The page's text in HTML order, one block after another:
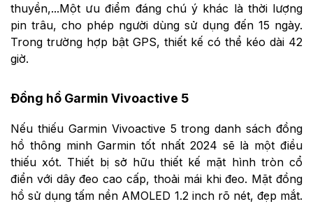
thuyền,...Một ưu điểm đáng chú ý khác là thời lượng
pin trâu, cho phép người dùng sử dụng đến 15 ngày.
Trong trường hợp bật GPS, thiết kế có thể kéo dài 42
giờ.
Đồng hồ Garmin Vivoactive 5
Nếu thiếu Garmin Vivoactive 5 trong danh sách đồng
hồ thông minh Garmin tốt nhất 2024 sẽ là một điều
thiếu xót. Thiết bị sở hữu thiết kế mặt hình tròn cổ
điển với dây đeo cao cấp, thoải mái khi đeo. Mặt đồng
hồ sử dụng tấm nền AMOLED 1.2 inch rõ nét, đẹp mắt.